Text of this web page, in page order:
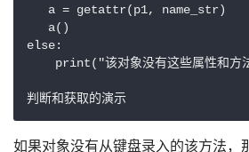
   a = getattr(p1, name_str)
   a()
else:
print("该对象没有这些属性和方
判断和获取的演示
如果对象没有从键盘录入的该方法